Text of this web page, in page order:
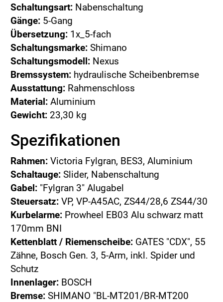
Schaltungsart: Nabenschaltung
Gänge: 5-Gang
Übersetzung: 1x_5-fach
Schaltungsmarke: Shimano
Schaltungsmodell: Nexus
Bremssystem: hydraulische Scheibenbremse
Ausstattung: Rahmenschloss
Material: Aluminium
Gewicht: 23,30 kg
Spezifikationen
Rahmen: Victoria Fylgran, BES3, Aluminium
Schaltauge: Slider, Nabenschaltung
Gabel: "Fylgran 3" Alugabel
Steuersatz: VP, VP-A45AC, ZS44/28,6 ZS44/30
Kurbelarme: Prowheel EB03 Alu schwarz matt
170mm BNI
Kettenblatt / Riemenscheibe: GATES "CDX", 55
Zähne, Bosch Gen. 3, 5-Arm, inkl. Spider und
Schutz
Innenlager: BOSCH
Bremse: SHIMANO "BL-MT201/BR-MT200